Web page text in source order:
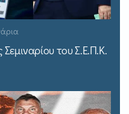
του Σ.Ε.Π.Κ.